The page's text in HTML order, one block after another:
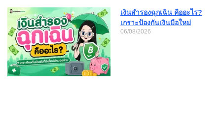
เงินสำรองฉุกเฉิน คืออะไร?
เกราะป้องกันเงินมือใหม่
06/08/2026